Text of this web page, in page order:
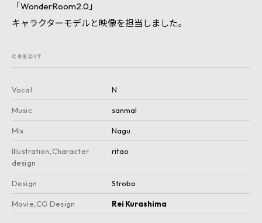
「WonderRoom2.0」
キャラクターモデルと映像を担当しました。
CREDIT
Vocal N
Music sanmal
Mix Nagu.
Illustration,Character
design
ritao
Design Strobo
Movie,CG Design Rei Kurashima